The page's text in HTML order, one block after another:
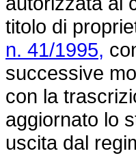
titolo di
n. 41/1995,
successive
con la
aggiornato lo
uscita dal